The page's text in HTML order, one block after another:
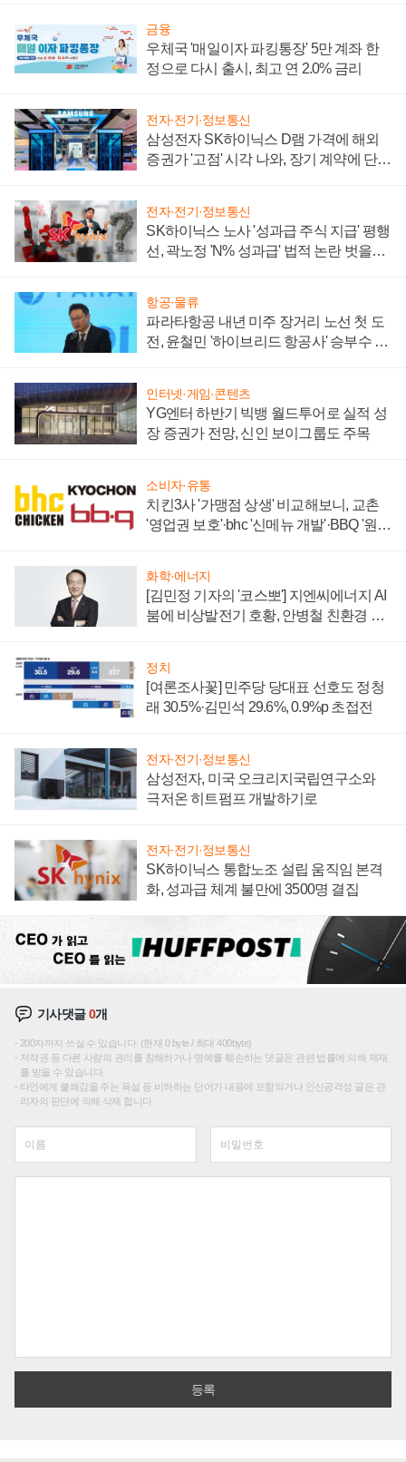
금융
우체국 '매일이자 파킹통장' 5만 계좌 한
정으로 다시 출시, 최고 연 2.0% 금리
전자·전기·정보통신
삼성전자 SK하이닉스 D램 가격에 해외
증권가 '고점' 시각 나와, 장기 계약에 단점
전자·전기·정보통신
SK하이닉스 노사 '성과급 주식 지급' 평행
선, 곽노정 'N% 성과급' 법적 논란 벗을지
항공·물류
파라타항공 내년 미주 장거리 노선 첫 도
전, 윤철민 '하이브리드 항공사' 승부수 통
인터넷·게임·콘텐츠
YG엔터 하반기 빅뱅 월드투어로 실적 성
장 증권가 전망, 신인 보이그룹도 주목
소비자·유통
치킨3사 '가맹점 상생' 비교해보니, 교촌
'영업권 보호'·bhc '신메뉴 개발'·BBQ '원가
화학·에너지
[김민정 기자의 '코스뽀'] 지엔씨에너지 AI
붐에 비상발전기 호황, 안병철 친환경 에
정치
[여론조사꽃] 민주당 당대표 선호도 정청
래 30.5%·김민석 29.6%, 0.9%p 초접전
전자·전기·정보통신
삼성전자, 미국 오크리지국립연구소와
극저온 히트펌프 개발하기로
전자·전기·정보통신
SK하이닉스 통합노조 설립 움직임 본격
화, 성과급 체계 불만에 3500명 결집
기사댓글0개
200자까지 쓰실 수 있습니다. (현재 0 byte / 최대 400byte)
저작권 등 다른 사람의 권리를 침해하거나 명예를 훼손하는 댓글은 관련 법률에 의해 제재
를 받을 수 있습니다.
타인에게 불쾌감을 주는 욕설 등 비하하는 단어가 내용에 포함되거나 인신공격성 글은 관
리자의 판단에 의해 삭제 합니다.